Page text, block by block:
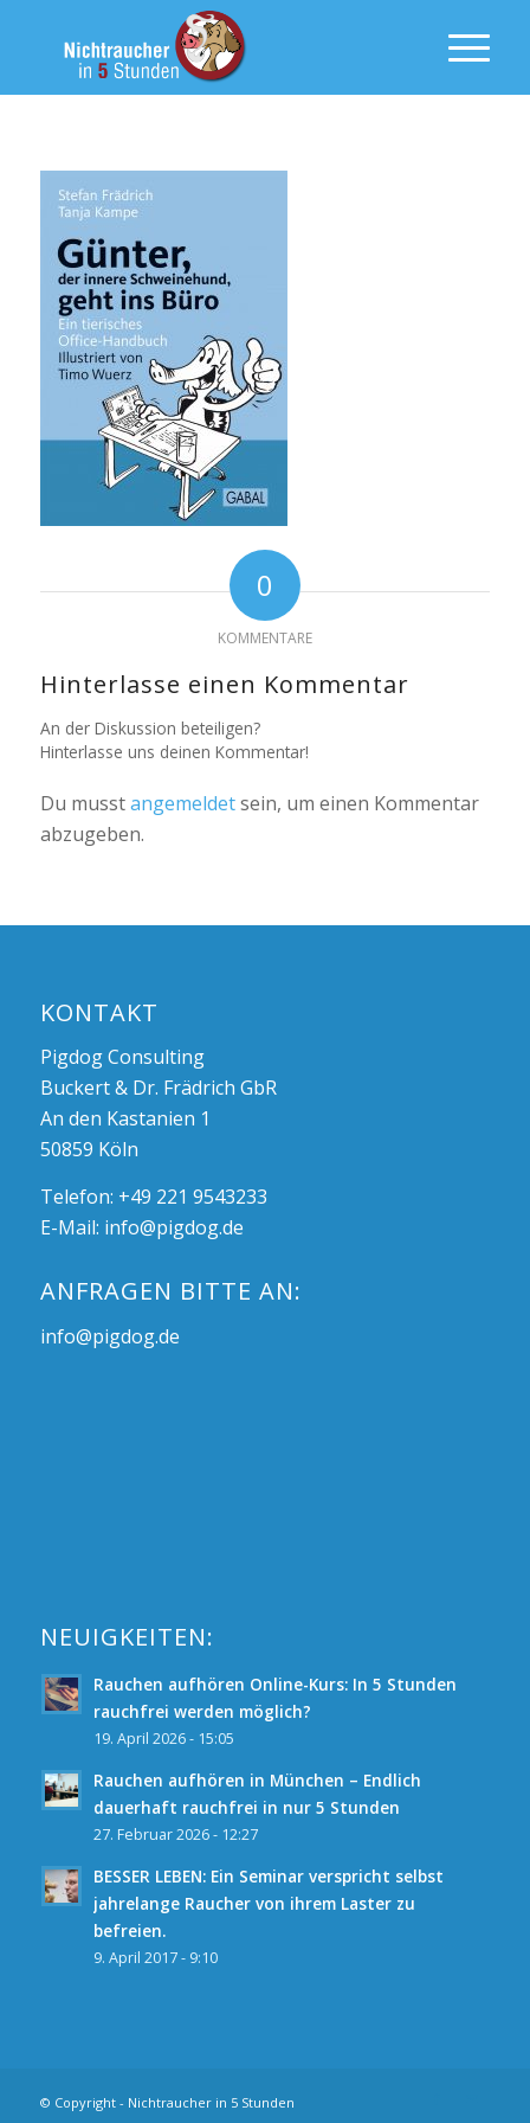
0
KOMMENTARE
Hinterlasse einen Kommentar
An der Diskussion beteiligen?
Hinterlasse uns deinen Kommentar!
Du musstangemeldetsein, um einen Kommentar
abzugeben.
KONTAKT
Pigdog Consulting
Buckert & Dr. Frädrich GbR
An den Kastanien 1
50859 Köln
Telefon: +49 221 9543233
E-Mail: info@pigdog.de
ANFRAGEN BITTE AN:
info@pigdog.de
NEUIGKEITEN:
Rauchen aufhören Online-Kurs: In 5 Stunden
rauchfrei werden möglich?
19. April 2026 - 15:05
Rauchen aufhören in München – Endlich
dauerhaft rauchfrei in nur 5 Stunden
27. Februar 2026 - 12:27
BESSER LEBEN: Ein Seminar verspricht selbst
jahrelange Raucher von ihrem Laster zu
befreien.
9. April 2017 - 9:10
© Copyright - Nichtraucher in 5 Stunden